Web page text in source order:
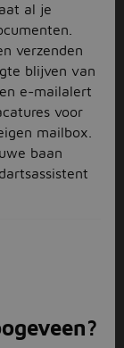
al je
verzenden
blijven van
e-mailalert
voor
mailbox.
baan